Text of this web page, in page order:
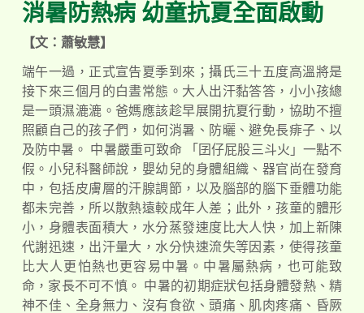
消暑防熱病 幼童抗夏全面啟動
【文：蕭敏慧】
端午一過，正式宣告夏季到來；攝氏三十五度高溫將是
接下來三個月的白晝常態。大人出汗黏答答，小小孩總
是一頭濕漉漉。爸媽應該趁早展開抗夏行動，協助不擅
照顧自己的孩子們，如何消暑、防曬、避免長痱子、以
及防中暑。 中暑嚴重可致命 「囝仔屁股三斗火」一點不
假。小兒科醫師說，嬰幼兒的身體組織、器官尚在發育
中，包括皮膚層的汗腺調節，以及腦部的腦下垂體功能
都未完善，所以散熱遠較成年人差；此外，孩童的體形
小，身體表面積大，水分蒸發速度比大人快，加上新陳
代謝迅速，出汗量大，水分快速流失等因素，使得孩童
比大人更怕熱也更容易中暑。中暑屬熱病，也可能致
命，家長不可不慎。 中暑的初期症狀包括身體發熱、精
神不佳、全身無力、沒有食欲、頭痛、肌肉疼痛、昏厥